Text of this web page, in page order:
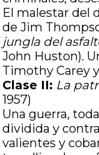
El malestar del
de Jim
jungla del
John Huston).
Timothy Carey
Clase II: La
1957)
Una guerra,
dividida y
valientes y